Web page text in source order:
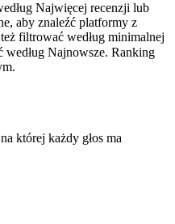
Najwięcej recenzji lub
aby znaleźć platformy z
filtrować według minimalnej
Najnowsze. Ranking
której każdy głos ma